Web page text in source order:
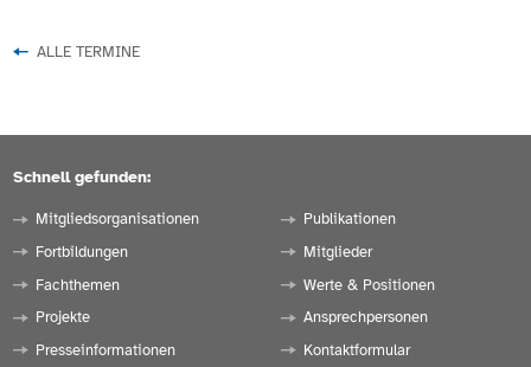
ALLE TERMINE
Schnell gefunden:
Mitgliedsorganisationen
Fortbildungen
Fachthemen
Projekte
Presseinformationen
Publikationen
Mitglieder
Werte & Positionen
Ansprechpersonen
Kontaktformular